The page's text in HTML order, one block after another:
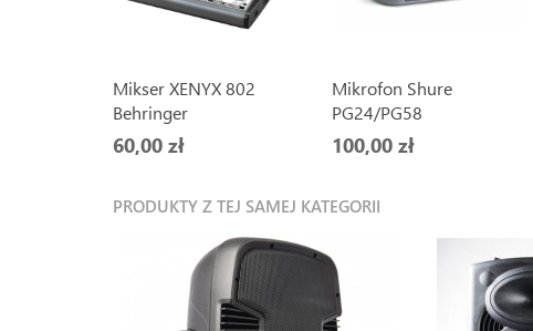
Mikser XENYX 802
Behringer
60,00 zł
Mikrofon Shure
PG24/PG58
100,00 zł
PRODUKTY Z TEJ SAMEJ KATEGORII